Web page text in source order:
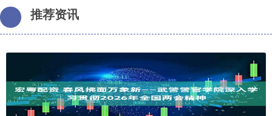
推荐资讯